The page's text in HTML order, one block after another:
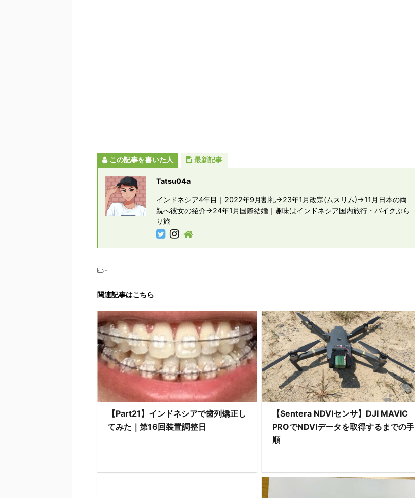
この記事を書いた人 最新記事
Tatsu04a
インドネシア4年目｜2022年9月割礼→23年1月改宗(ムスリム)→11月日本の両
親へ彼女の紹介→24年1月国際結婚｜趣味はインドネシア国内旅行・バイクぶら
り旅
-
関連記事はこちら
【Part21】インドネシアで歯列矯正し
てみた｜第16回装置調整日
【Sentera NDVIセンサ】DJI MAVIC
PROでNDVIデータを取得するまでの手
順